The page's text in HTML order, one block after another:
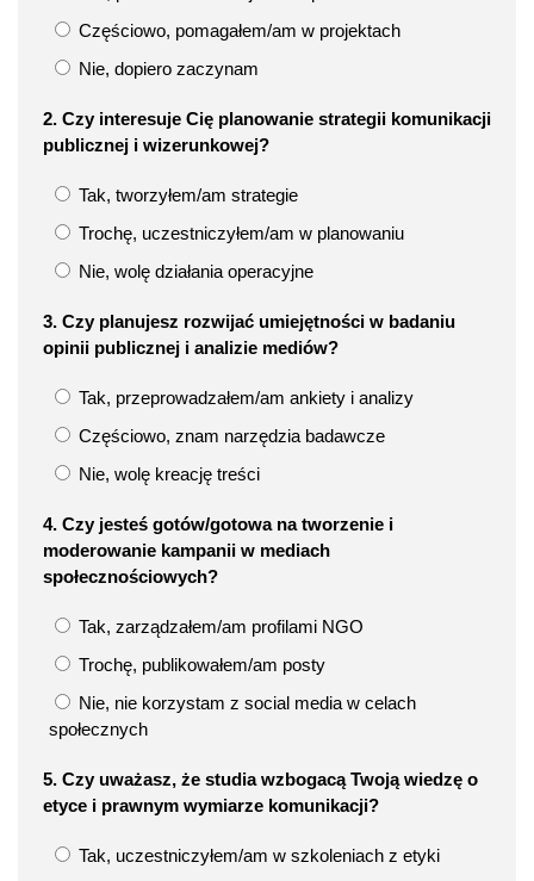
Częściowo, pomagałem/am w projektach
Nie, dopiero zaczynam
2. Czy interesuje Cię planowanie strategii komunikacji
publicznej i wizerunkowej?
Tak, tworzyłem/am strategie
Trochę, uczestniczyłem/am w planowaniu
Nie, wolę działania operacyjne
3. Czy planujesz rozwijać umiejętności w badaniu
opinii publicznej i analizie mediów?
Tak, przeprowadzałem/am ankiety i analizy
Częściowo, znam narzędzia badawcze
Nie, wolę kreację treści
4. Czy jesteś gotów/gotowa na tworzenie i
moderowanie kampanii w mediach
społecznościowych?
Tak, zarządzałem/am profilami NGO
Trochę, publikowałem/am posty
Nie, nie korzystam z social media w celach
społecznych
5. Czy uważasz, że studia wzbogacą Twoją wiedzę o
etyce i prawnym wymiarze komunikacji?
Tak, uczestniczyłem/am w szkoleniach z etyki